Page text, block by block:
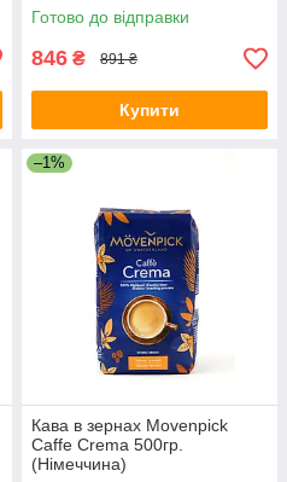
Готово до відправки
846 ₴ 891 ₴
Купити
–1%
Кава в зернах Movenpick
Caffe Crema 500гр.
(Німеччина)